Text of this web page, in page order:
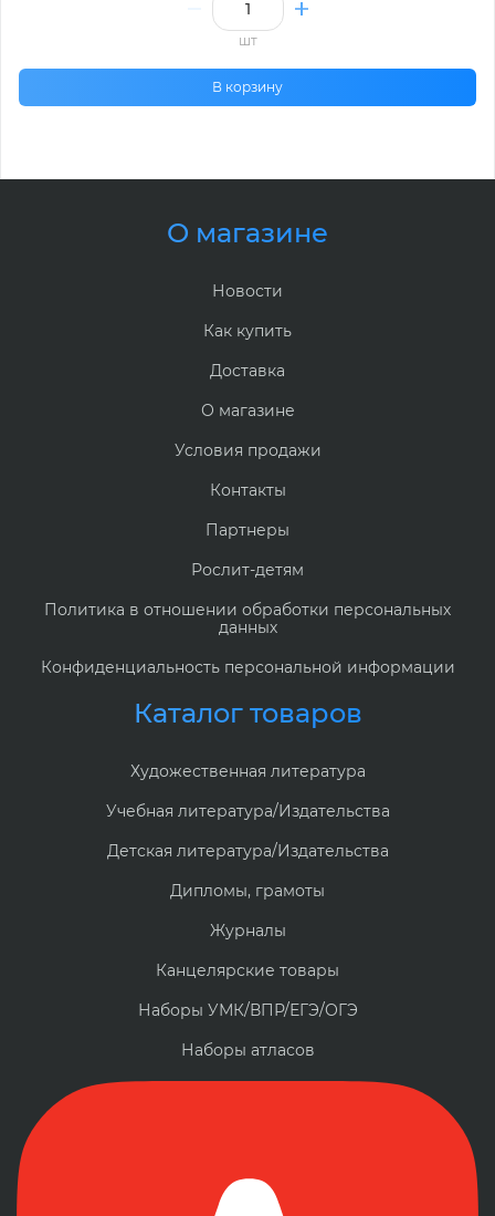
шт
В корзину
О магазине
Новости
Как купить
Доставка
О магазине
Условия продажи
Контакты
Партнеры
Рослит-детям
Политика в отношении обработки персональных
данных
Конфиденциальность персональной информации
Каталог товаров
Художественная литература
Учебная литература/Издательства
Детская литература/Издательства
Дипломы, грамоты
Журналы
Канцелярские товары
Наборы УМК/ВПР/ЕГЭ/ОГЭ
Наборы атласов